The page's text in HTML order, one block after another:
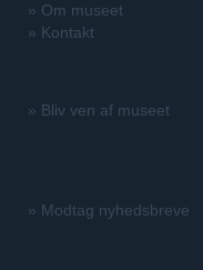
» Om museet
» Kontakt
» Bliv ven af museet
» Modtag nyhedsbreve